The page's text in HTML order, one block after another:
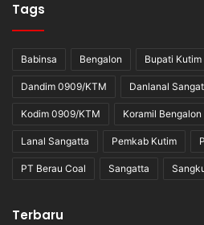
Tags
Babinsa Bengalon Bupati Kutim
Dandim 0909/KTM Danlanal
Kodim 0909/KTM Koramil Bengalon
Lanal Sangatta Pemkab Kutim
PT Berau Coal Sangatta
Terbaru